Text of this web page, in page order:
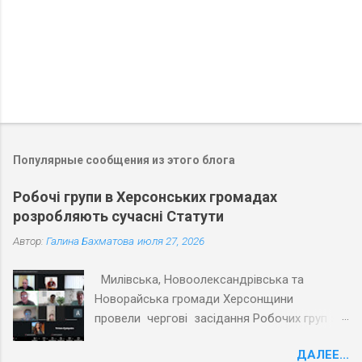
Популярные сообщения из этого блога
Робочі групи в Херсонських громадах
розробляють сучасні Статути
Автор: Галина Бахматова июля 27, 2026
Милівська, Новоолександрівська та
Новорайська громади Херсонщини
провели чергові засідання Робочих груп з
політичних і соціальних дослідженьДАЛЕЕ...